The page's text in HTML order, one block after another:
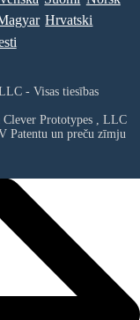
Hrvatski
- Visas tiesības
Clever Prototypes , LLC
Patentu un preču zīmju